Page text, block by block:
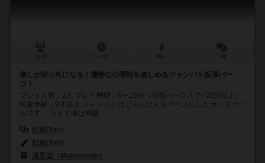
推しが切り札になる！濃密な心理戦を楽しめるジャンバト拡張パー
ツ！
プレイ人数：2人 プレイ時間：5〜15分（拡張パーツ入で+30分以上）
対象年齢：9才以上 ジャンバトはじゃんけんをベースにしたカードゲー
ムです。 ライト版は初版...
灯莉(Tori)
灯莉(Tori)
漫足堂（Manzokudo）